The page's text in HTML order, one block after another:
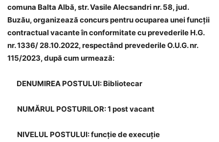
comuna Balta Albă, str. Vasile Alecsandri nr. 58, jud.
Buzău, organizează concurs pentru ocuparea unei funcții
contractual vacante în conformitate cu prevederile H.G.
nr. 1336/ 28.10.2022, respectând prevederile O.U.G. nr.
115/2023, după cum urmează:
DENUMIREA POSTULUI: Bibliotecar
NUMĂRUL POSTURILOR: 1 post vacant
NIVELUL POSTULUI: funcție de execuție